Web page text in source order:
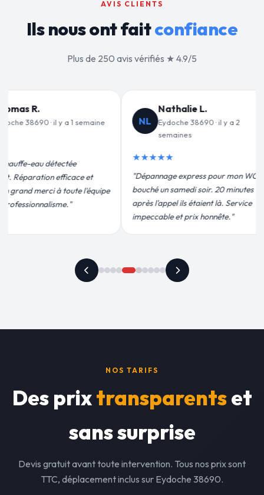
AVIS CLIENTS
Ils nous ont faitconfiance
Plus de 250 avis vérifiés ★ 4.9/5
L.
38690 · il y a 2
pour mon WC
soir. 20 minutes
étaient là. Service
JF
Jean-François C.
Eydoche 38690 · il y a 3
semaines
★★★★★
"Remplacement de mon chauffe-eau en
moins de 2h. Équipe très pro, devis
conforme, chantier propre. Je
recommande vivement."
NOS TARIFS
Des prixtransparentset
sans surprise
Devis gratuit avant toute intervention. Tous nos prix sont
TTC, déplacement inclus sur Eydoche 38690.